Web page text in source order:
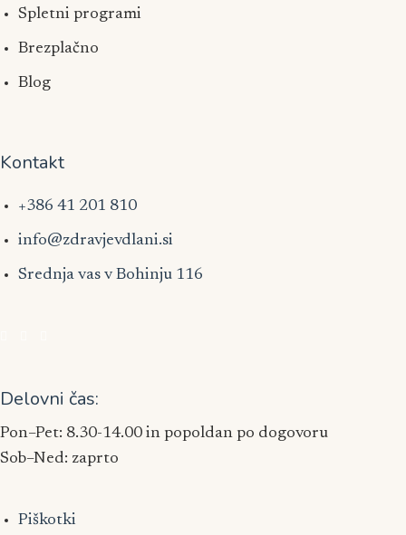
Spletni programi
Brezplačno
Blog
Kontakt
+386 41 201 810
info@zdravjevdlani.si
Srednja vas v Bohinju 116
Delovni čas:
Pon–Pet: 8.30-14.00 in popoldan po dogovoru
Sob–Ned: zaprto
Piškotki